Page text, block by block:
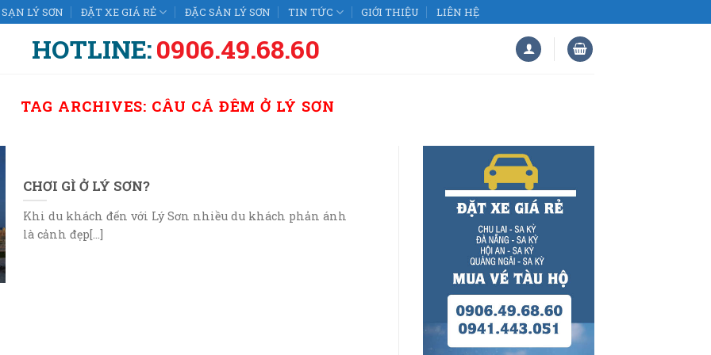
LÝ SƠN ĐẶT XE GIÁ RẺ ĐẶC SẢN LÝ SƠN TIN TỨC GIỚI THIỆU LIÊN HỆ
HOTLINE:0906.49.68.60
TAG ARCHIVES: CÂU CÁ ĐÊM Ở LÝ SƠN
CHƠI GÌ Ở LÝ SƠN?
Khi du khách đến với Lý Sơn nhiều du khách phản ánh
là cảnh đẹp[...]